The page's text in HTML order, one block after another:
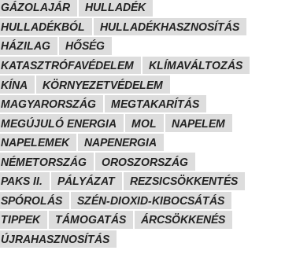
GÁZOLAJÁR
HULLADÉK
HULLADÉKBÓL
HULLADÉKHASZNOSÍTÁS
HÁZILAG
HŐSÉG
KATASZTRÓFAVÉDELEM
KLÍMAVÁLTOZÁS
KÍNA
KÖRNYEZETVÉDELEM
MAGYARORSZÁG
MEGTAKARÍTÁS
MEGÚJULÓ ENERGIA
MOL
NAPELEM
NAPELEMEK
NAPENERGIA
NÉMETORSZÁG
OROSZORSZÁG
PAKS II.
PÁLYÁZAT
REZSICSÖKKENTÉS
SPÓROLÁS
SZÉN-DIOXID-KIBOCSÁTÁS
TIPPEK
TÁMOGATÁS
ÁRCSÖKKENÉS
ÚJRAHASZNOSÍTÁS